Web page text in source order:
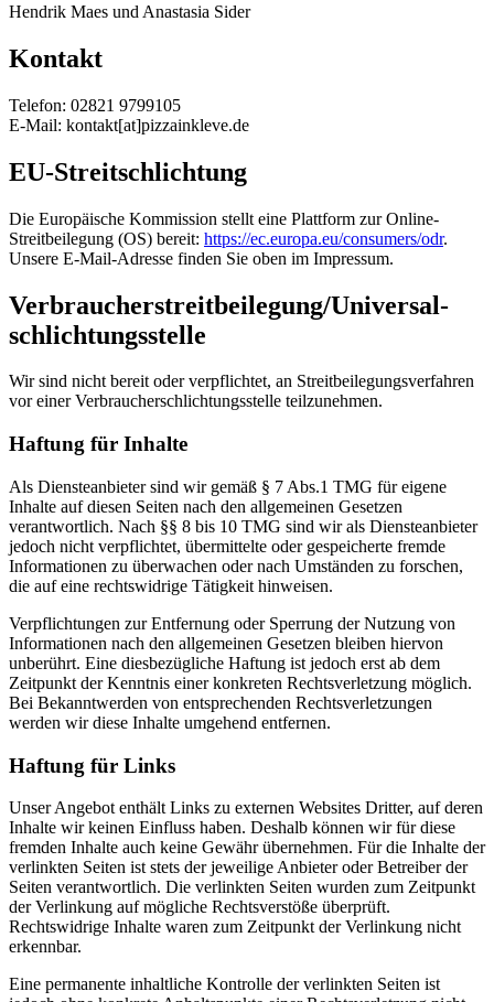
Hendrik Maes und Anastasia Sider
Kontakt
Telefon: 02821 9799105
E-Mail: kontakt[at]pizzainkleve.de
EU-Streitschlichtung
Die Europäische Kommission stellt eine Plattform zur Online-
Streitbeilegung (OS) bereit: https://ec.europa.eu/consumers/odr.
Unsere E-Mail-Adresse finden Sie oben im Impressum.
Verbraucher­streit­beilegung/Universal­
schlichtungs­stelle
Wir sind nicht bereit oder verpflichtet, an Streitbeilegungsverfahren
vor einer Verbraucherschlichtungsstelle teilzunehmen.
Haftung für Inhalte
Als Diensteanbieter sind wir gemäß § 7 Abs.1 TMG für eigene
Inhalte auf diesen Seiten nach den allgemeinen Gesetzen
verantwortlich. Nach §§ 8 bis 10 TMG sind wir als Diensteanbieter
jedoch nicht verpflichtet, übermittelte oder gespeicherte fremde
Informationen zu überwachen oder nach Umständen zu forschen,
die auf eine rechtswidrige Tätigkeit hinweisen.
Verpflichtungen zur Entfernung oder Sperrung der Nutzung von
Informationen nach den allgemeinen Gesetzen bleiben hiervon
unberührt. Eine diesbezügliche Haftung ist jedoch erst ab dem
Zeitpunkt der Kenntnis einer konkreten Rechtsverletzung möglich.
Bei Bekanntwerden von entsprechenden Rechtsverletzungen
werden wir diese Inhalte umgehend entfernen.
Haftung für Links
Unser Angebot enthält Links zu externen Websites Dritter, auf deren
Inhalte wir keinen Einfluss haben. Deshalb können wir für diese
fremden Inhalte auch keine Gewähr übernehmen. Für die Inhalte der
verlinkten Seiten ist stets der jeweilige Anbieter oder Betreiber der
Seiten verantwortlich. Die verlinkten Seiten wurden zum Zeitpunkt
der Verlinkung auf mögliche Rechtsverstöße überprüft.
Rechtswidrige Inhalte waren zum Zeitpunkt der Verlinkung nicht
erkennbar.
Eine permanente inhaltliche Kontrolle der verlinkten Seiten ist